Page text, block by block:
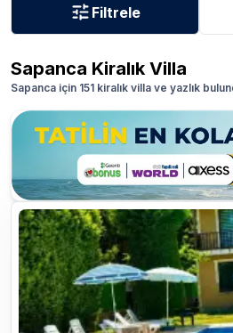
Filtrele
Sapanca Kiralık Villa
Sapanca için 151 kiralık villa ve yazlık